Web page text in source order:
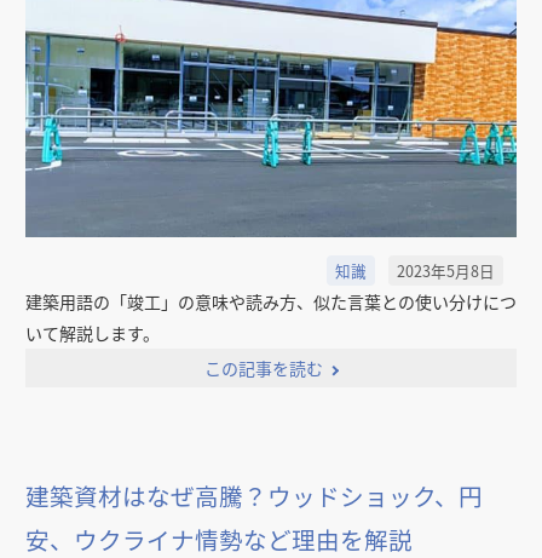
知識 2023年5月8日
建築用語の「竣工」の意味や読み方、似た言葉との使い分けにつ
いて解説します。
この記事を読む
建築資材はなぜ高騰？ウッドショック、円
安、ウクライナ情勢など理由を解説